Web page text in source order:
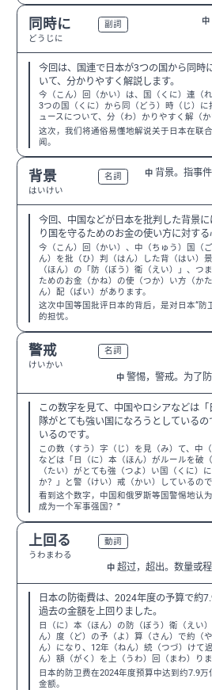
同時に
どうじに
副詞 中
今回は、国連で日本が3つの国から同時
いて、分かりやすく解説します。
今（こん）回（かい）は、国（くに）連（
3つの国（くに）から同（どう）時（じ）
ュースについて、分（わ）かりやすく解（か
这次，我们将通俗易懂地解说关于日本在联
闻。
背景
はいけい
名詞 中 背景。指事
今回、中国などが日本を批判した背景
り国を守るためのお金の使い方に対する
今（こん）回（かい）、中（ちゅう）国（
ん）を批（ひ）判（はん）した背（はい）
（ほん）の「防（ぼう）衛（えい）」、つ
ためのお金（かね）の使（つか）い方（か
ん）配（ぱい）があります。
这次中国等国批评日本的背后，是对日本“防
的担忧。
警戒
けいかい
名詞
中 警惕，警戒。为了
この数字を見て、中国やロシアなどは
隊がとても強い国になろうとしている
いるのです。
この数（すう）字（じ）を見（み）て、中
などは「日（に）本（ほん）がルールを破
（たい）がとても強（つよ）い国（くに）
か？」と警（けい）戒（かい）しているので
看到这个数字，中国和俄罗斯等国警惕地认
成为一个军事强国？”
上回る
うわまわる
動詞
中 超过，超出。数量或
日本の防衛費は、2024年度の予算で約
過去の金額を上回りました。
日（に）本（ほん）の防（ぼう）衛（えい
ん）度（ど）の予（よ）算（さん）で約（
ん）になり、12年（ねん）続（つづ）けて
ん）額（がく）を上（うわ）回（まわ）りま
日本的防卫费在2024年度预算中达到约7.9
金额。